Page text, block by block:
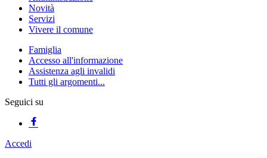
Novità
Servizi
Vivere il comune
Famiglia
Accesso all'informazione
Assistenza agli invalidi
Tutti gli argomenti...
Seguici su
Accedi